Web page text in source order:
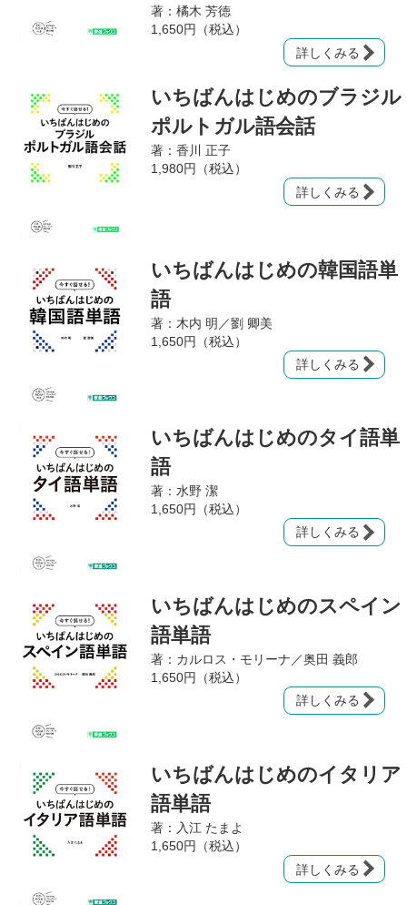
著：橘木 芳徳
1,650円（税込）
詳しくみる
いちばんはじめのブラジル
ポルトガル語会話
著：香川 正子
1,980円（税込）
詳しくみる
いちばんはじめの韓国語単
語
著：木内 明／劉 卿美
1,650円（税込）
詳しくみる
いちばんはじめのタイ語単
語
著：水野 潔
1,650円（税込）
詳しくみる
いちばんはじめのスペイン
語単語
著：カルロス・モリーナ／奥田 義郎
1,650円（税込）
詳しくみる
いちばんはじめのイタリア
語単語
著：入江 たまよ
1,650円（税込）
詳しくみる